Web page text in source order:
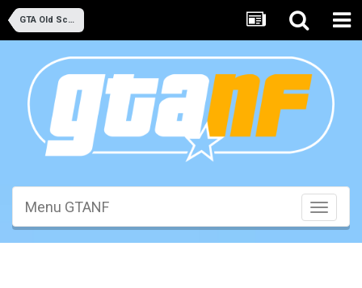
GTA Old School
Toggle
Menu GTANF